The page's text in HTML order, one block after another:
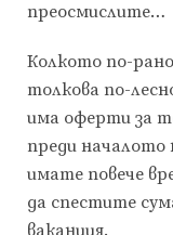
преосмислите…
Колкото по-
толкова по-
има оферти за
преди началото
имате повече
да спестите